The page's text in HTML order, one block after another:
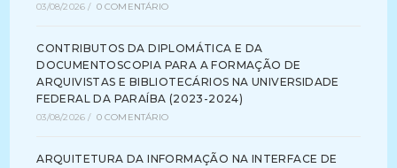
03/08/2026 / 0 COMENTÁRIO
CONTRIBUTOS DA DIPLOMÁTICA E DA
DOCUMENTOSCOPIA PARA A FORMAÇÃO DE
ARQUIVISTAS E BIBLIOTECÁRIOS NA UNIVERSIDADE
FEDERAL DA PARAÍBA (2023-2024)
03/08/2026 / 0 COMENTÁRIO
ARQUITETURA DA INFORMAÇÃO NA INTERFACE DE